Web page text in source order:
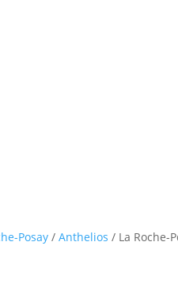
Posay /Anthelios / La Roche-